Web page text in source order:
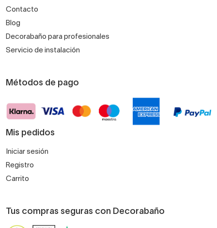
Contacto
Blog
Decorabaño para profesionales
Servicio de instalación
Métodos de pago
Mis pedidos
Iniciar sesión
Registro
Carrito
Tus compras seguras con Decorabaño